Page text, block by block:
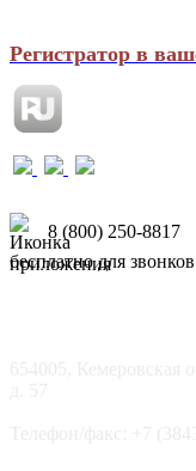
Регистратор в
8 (800) 250-8817
бесплатно для